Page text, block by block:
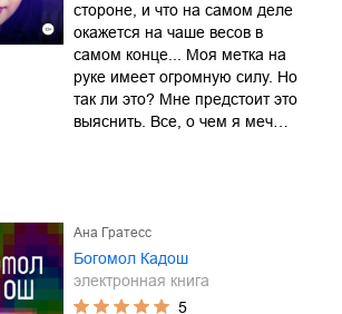
стороне, и что на самом деле
окажется на чаше весов в
самом конце... Моя метка на
руке имеет огромную силу. Но
так ли это? Мне предстоит это
выяснить. Все, о чем я меч…
Ана Гратесс
Богомол Кадош
электронная книга
5